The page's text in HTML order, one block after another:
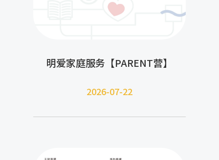
明爱家庭服务【PARENT营】
2026-07-22